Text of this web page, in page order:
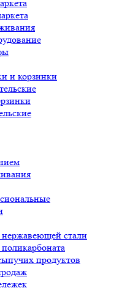
и корзинки
нержавеющей стали
продуктов